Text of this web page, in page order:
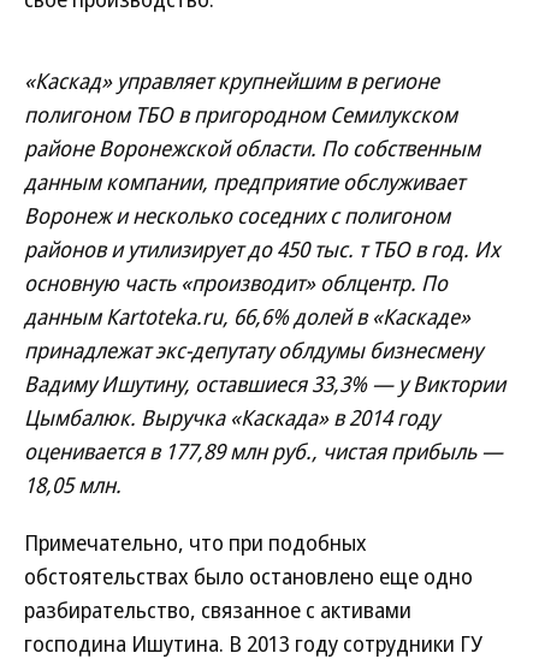
«Каскад» управляет крупнейшим в регионе
полигоном ТБО в пригородном Семилукском
районе Воронежской области. По собственным
данным компании, предприятие обслуживает
Воронеж и несколько соседних с полигоном
районов и утилизирует до 450 тыс. т ТБО в год. Их
основную часть «производит» облцентр. По
данным Кartoteka.ru, 66,6% долей в «Каскаде»
принадлежат экс-депутату облдумы бизнесмену
Вадиму Ишутину, оставшиеся 33,3% — у Виктории
Цымбалюк. Выручка «Каскада» в 2014 году
оценивается в 177,89 млн руб., чистая прибыль —
18,05 млн.
Примечательно, что при подобных
обстоятельствах было остановлено еще одно
разбирательство, связанное с активами
господина Ишутина. В 2013 году сотрудники ГУ